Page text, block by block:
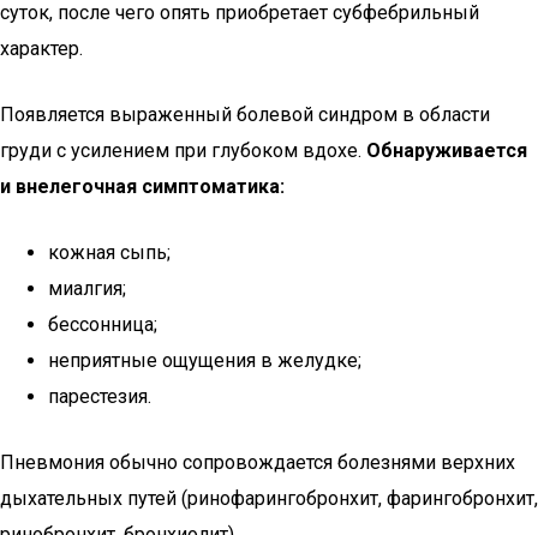
суток, после чего опять приобретает субфебрильный
характер.
Появляется выраженный болевой синдром в области
груди с усилением при глубоком вдохе. Обнаруживается
и внелегочная симптоматика:
кожная сыпь;
миалгия;
бессонница;
неприятные ощущения в желудке;
парестезия.
Пневмония обычно сопровождается болезнями верхних
дыхательных путей (ринофарингобронхит, фарингобронхит,